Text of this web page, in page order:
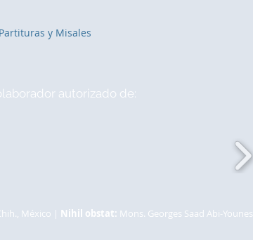
Partituras y Misales
autorizado de:
México | Nihil obstat: Mons. Georges Saad Abi-Younes